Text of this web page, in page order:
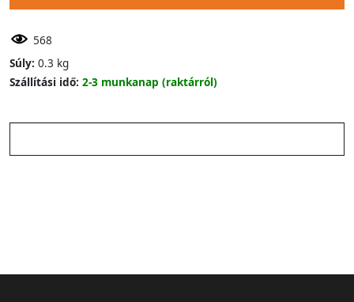
568
Súly: 0.3 kg
Szállítási idő: 2-3 munkanap (raktárról)